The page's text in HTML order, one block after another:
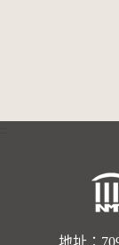
地址：